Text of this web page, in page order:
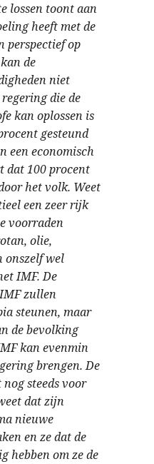
lossen toont aan
heeft met de
perspectief op
de
niet
die de
kan oplossen is
gesteund
een economisch
dat 100 procent
het volk. Weet
een zeer rijk
voorraden
olie,
onszelf wel
IMF. De
zullen
steunen, maar
de bevolking
kan evenmin
brengen. De
steeds voor
dat zijn
nieuwe
en ze dat de
hebben om ze de